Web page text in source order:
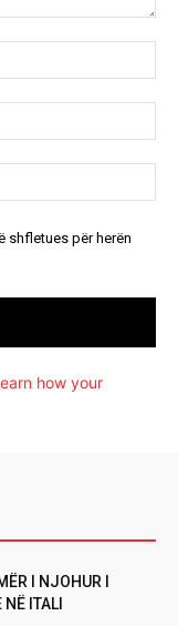
shfletues për herën
how your
I NJOHUR I
ITALI